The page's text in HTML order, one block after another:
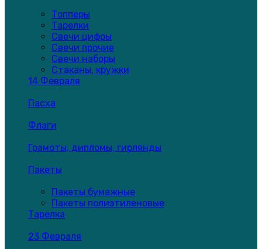
Топперы
Тарелки
Свечи цифры
Свечи прочие
Свечи наборы
Стаканы, кружки
14 Февраля
Пасха
Флаги
Грамоты, дипломы, гирлянды
Пакеты
Пакеты бумажные
Пакеты полиэтиленовые
Тарелка
23 Февраля